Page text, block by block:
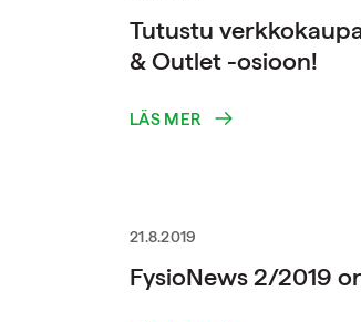
Tutustu
& Outlet -osioon!
LÄS MER
21.8.2019
FysioNews 2/2019